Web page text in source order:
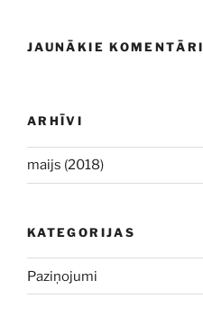
JAUNĀKIE KOMENTĀRI
ARHĪVI
maijs (2018)
KATEGORIJAS
Paziņojumi